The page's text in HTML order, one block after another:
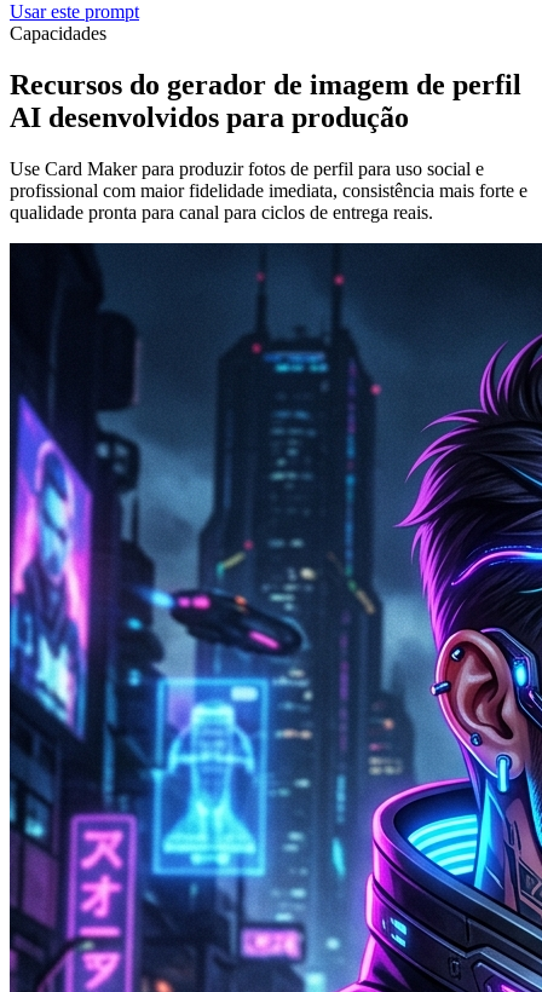
Usar este prompt
Capacidades
Recursos do gerador de imagem de perfil
AI desenvolvidos para produção
Use Card Maker para produzir fotos de perfil para uso social e
profissional com maior fidelidade imediata, consistência mais forte e
qualidade pronta para canal para ciclos de entrega reais.